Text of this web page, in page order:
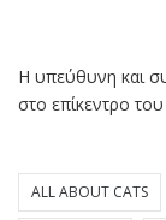
Η υπεύθυνη και
στο επίκεντρο
ALL ABOUT CATS